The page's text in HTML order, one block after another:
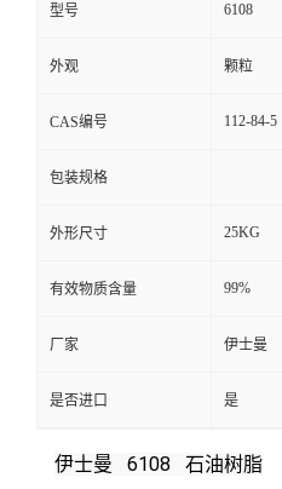
型号 6108
外观 颗粒
CAS编号 112-84-5
包装规格
外形尺寸 25KG
有效物质含量 99%
厂家 伊士曼
是否进口 是
伊士曼 6108 石油树脂